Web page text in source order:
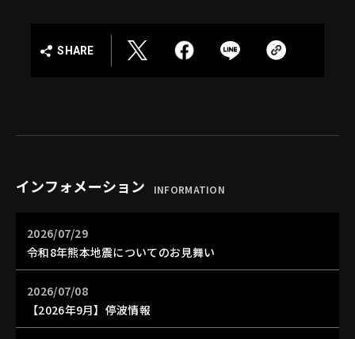
SHARE
インフォメーション INFORMATION
2026/07/29
令和8年熊本地震についてのお見舞い
2026/07/08
【2026年9月】停波情報